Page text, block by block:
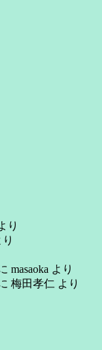
り
masaoka より
梅田孝仁 より